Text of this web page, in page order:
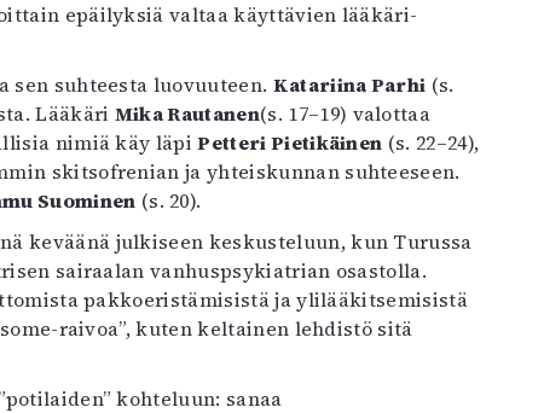
epäilyksiä valtaa käyttävien lääkäri-
sen suhteesta luovuuteen. Katariina Parhi (s.
Lääkäri Mika Rautanen(s. 17–19) valottaa
nimiä käy läpiPetteri Pietikäinen (s. 22–24),
skitsofrenian ja yhteiskunnan suhteeseen.
Suominen (s. 20).
keväänä julkiseen keskusteluun, kun Turussa
sairaalan vanhuspsykiatrian osastolla.
pakkoeristämisistä ja ylilääkitsemisistä
raivoa”, kuten keltainen lehdistö sitä
kohteluun: sanaa